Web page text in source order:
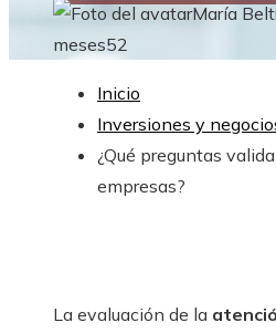
María
meses52
Inicio
Inversiones y
¿Qué preguntas
empresas?
La evaluación de la